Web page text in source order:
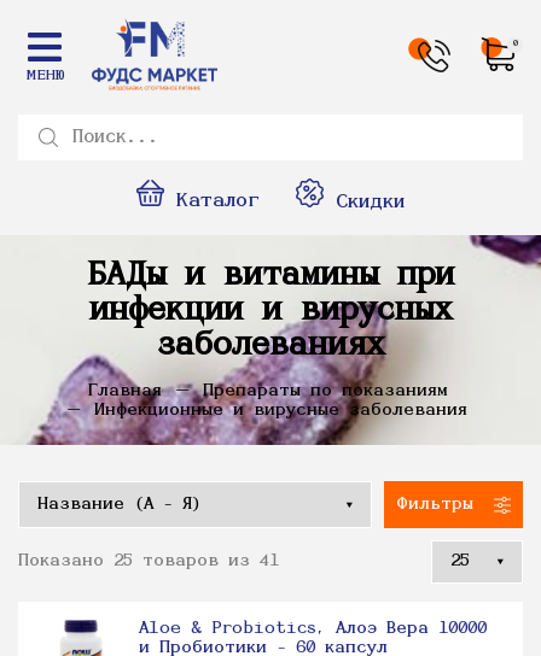
МЕНЮ
0
Каталог Скидки
БАДы и витамины при
инфекции и вирусных
заболеваниях
Главная
Препараты по показаниям
Инфекционные и вирусные заболевания
Фильтры
Показано 25 товаров из 41
Aloe & Probiotics, Алоэ Вера 10000
и Пробиотики - 60 капсул